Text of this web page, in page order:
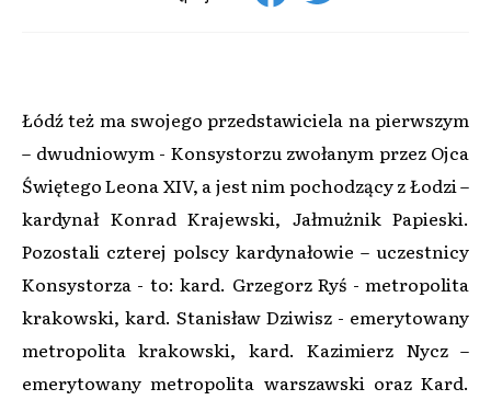
Łódź też ma swojego przedstawiciela na pierwszym
– dwudniowym - Konsystorzu zwołanym przez Ojca
Świętego Leona XIV, a jest nim pochodzący z Łodzi –
kardynał Konrad Krajewski, Jałmużnik Papieski.
Pozostali czterej polscy kardynałowie – uczestnicy
Konsystorza - to: kard. Grzegorz Ryś - metropolita
krakowski, kard. Stanisław Dziwisz - emerytowany
metropolita krakowski, kard. Kazimierz Nycz –
emerytowany metropolita warszawski oraz Kard.